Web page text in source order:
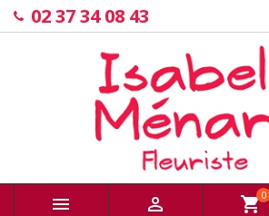
02 37 34 08 43
  shopping_cart0